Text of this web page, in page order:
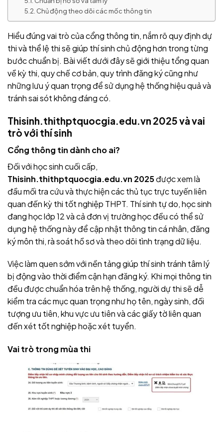
Chủ động theo dõi các mốc thông tin
Hiểu đúng vai trò của cổng thông tin, nắm rõ quy định dự
thi và thể lệ thi sẽ giúp thí sinh chủ động hơn trong từng
bước chuẩn bị. Bài viết dưới đây sẽ giới thiệu tổng quan
về kỳ thi, quy chế cơ bản, quy trình đăng ký cũng như
những lưu ý quan trọng để sử dụng hệ thống hiệu quả và
tránh sai sót không đáng có.
Thisinh.thithptquocgia.edu.vn 2025 và vai
trò với thí sinh
Cổng thông tin dành cho ai?
Đối với học sinh cuối cấp,
Thisinh.thithptquocgia.edu.vn 2025được xem là
đầu mối tra cứu và thực hiện các thủ tục trực tuyến liên
quan đến kỳ thi tốt nghiệp THPT. Thí sinh tự do, học sinh
đang học lớp 12 và cả đơn vị trường học đều có thể sử
dụng hệ thống này để cập nhật thông tin cá nhân, đăng
ký môn thi, rà soát hồ sơ và theo dõi tình trạng dữ liệu.
Việc làm quen sớm với nền tảng giúp thí sinh tránh tâm lý
bị động vào thời điểm cận hạn đăng ký. Khi mọi thông tin
đều được chuẩn hóa trên hệ thống, người dự thi sẽ dễ
kiểm tra các mục quan trọng như họ tên, ngày sinh, đối
tượng ưu tiên, khu vực ưu tiên và các giấy tờ liên quan
đến xét tốt nghiệp hoặc xét tuyển.
Vai trò trong mùa thi